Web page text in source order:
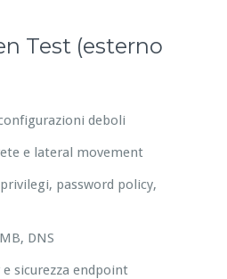
Test (esterno
deboli
e lateral movement
password policy,
DNS
sicurezza endpoint